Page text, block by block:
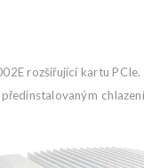
rozšiřující kartu